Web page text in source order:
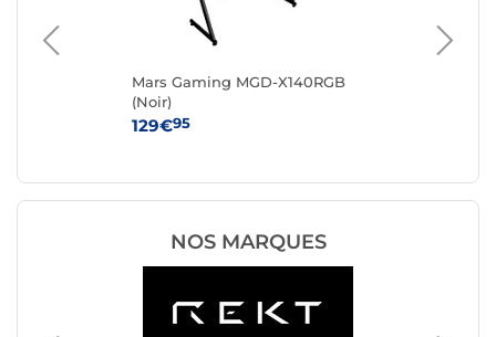
Mars Gaming MGD-X140RGB
(Noir)
129€95
NOS MARQUES